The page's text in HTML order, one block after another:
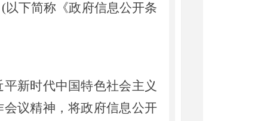
下简称《政府信息公开条
新时代中国特色社会主义
议精神，将政府信息公开